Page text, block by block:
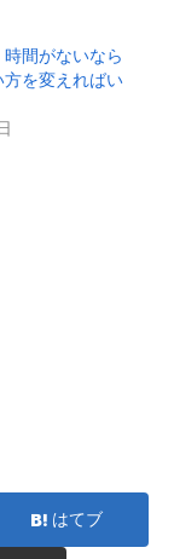
時間がないなら
方を変えればい
はてブ